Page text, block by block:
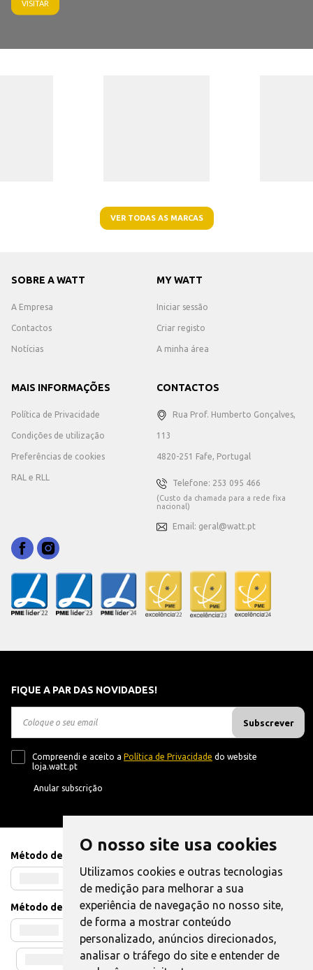
O nosso site usa cookies
Utilizamos cookies e outras tecnologias
de medição para melhorar a sua
experiência de navegação no nosso site,
de forma a mostrar conteúdo
personalizado, anúncios direcionados,
analisar o tráfego do site e entender de
VISITAR
VER TODAS AS MARCAS
SOBRE A WATT
A Empresa
Contactos
Notícias
MY WATT
Iniciar sessão
Criar registo
A minha área
MAIS INFORMAÇÕES
Política de Privacidade
Condições de utilização
Preferências de cookies
RAL e RLL
CONTACTOS
Rua Prof. Humberto Gonçalves,
113
4820-251 Fafe, Portugal
Telefone: 253 095 466
(Custo da chamada para a rede fixa
nacional)
Email: geral@watt.pt
FIQUE A PAR DAS NOVIDADES!
Subscrever
Compreendi e aceito a Política de Privacidade do website
loja.watt.pt
Anular subscrição
Método de Pagamento
Método de Envio